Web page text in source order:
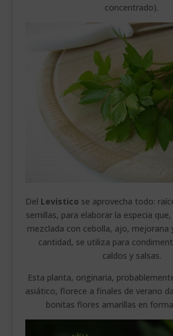
concentrado).
Del Levístico se aprovecha todo:
semillas, para elaborar la especia
mezclada con cebolla, ajo, mejorana
cantidad, se utiliza para
caldos y salsas.
Esta planta, originaria,
asiático, florece a finales de verano
bonitas flores amarillas en